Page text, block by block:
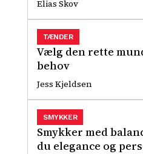
Elias Skov
Vælg den rette
behov
TÆNDER
Jess Kjeldsen
Smykker med
du elegance og
SMYKKER